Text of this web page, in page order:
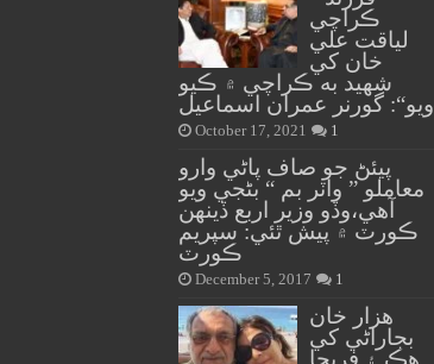
ڪراچي
لياقت علي
خان کي
شهيد به ڪراچي ۾ ڪيو
ويو“: گورنر عمران اسماعيل
October 17, 2021 1
پيئڻ جو صاف پاڻي وارو
معاملو ” واٽر بم “ بڻجي ويو
آهي،وڏو وزير اربع ڏينهن
ڪورٽ ۾ پيش ٿئي: سپريم
ڪورٽ
December 5, 2017 1
هزار خان
بجاراڻي کي
هڪ ۽ فريحا